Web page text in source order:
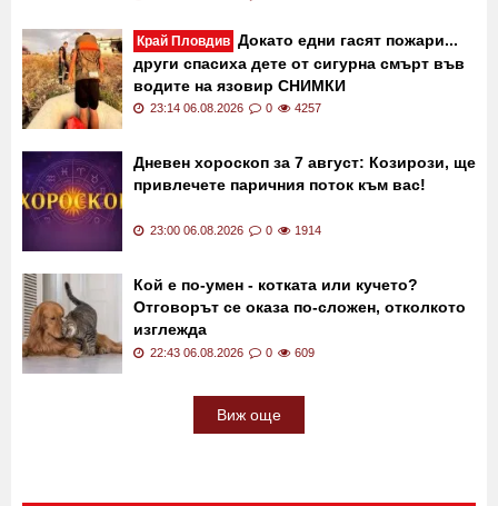
Край Пловдив Докато едни гасят пожари...
други спасиха дете от сигурна смърт във
водите на язовир СНИМКИ
23:14 06.08.2026 0 4257
Дневен хороскоп за 7 август: Козирози, ще
привлечете паричния поток към вас!
23:00 06.08.2026 0 1914
Кой е по-умен - котката или кучето?
Отговорът се оказа по-сложен, отколкото
изглежда
22:43 06.08.2026 0 609
Виж още